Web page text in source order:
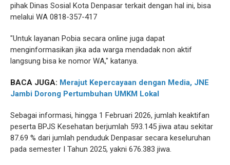
pihak Dinas Sosial Kota Denpasar terkait dengan hal ini, bisa
melalui WA 0818-357-417
"Untuk layanan Pobia secara online juga dapat
menginformasikan jika ada warga mendadak non aktif
langsung bisa ke nomor WA," katanya.
BACA JUGA: Merajut Kepercayaan dengan Media, JNE
Jambi Dorong Pertumbuhan UMKM Lokal
Sebagai informasi, hingga 1 Februari 2026, jumlah keaktifan
peserta BPJS Kesehatan berjumlah 593.145 jiwa atau sekitar
87.69 % dari jumlah penduduk Denpasar secara keseluruhan
pada semester I Tahun 2025, yakni 676.383 jiwa.